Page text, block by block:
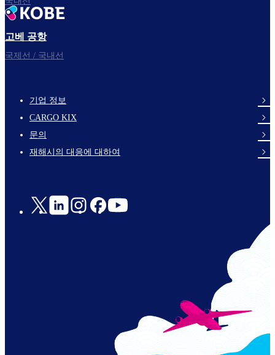
고베 공항
국제선 / 국내선
footer-
links-
en-
기업 정보
CARGO KIX
문의
재해시의 대응에 대하여
Social